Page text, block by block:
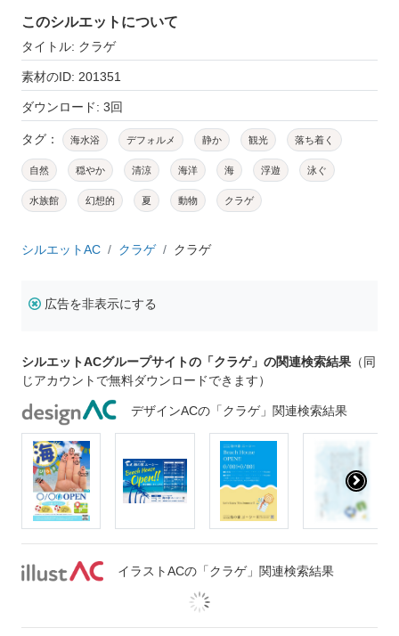
このシルエットについて
タイトル: クラゲ
素材のID: 201351
ダウンロード: 3回
タグ： 海水浴 デフォルメ 静か 観光 落ち着く
自然 穏やか 清涼 海洋 海 浮遊 泳ぐ
水族館 幻想的 夏 動物 クラゲ
シルエットAC クラゲ クラゲ
広告を非表示にする
シルエットACグループサイトの「クラゲ」の関連検索結果 （同
じアカウントで無料ダウンロードできます）
デザインACの「クラゲ」関連検索結果
イラストACの「クラゲ」関連検索結果